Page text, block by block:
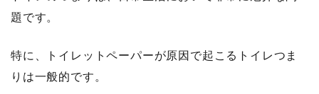
題です。
特に、トイレットペーパーが原因で起こるトイレつま
りは一般的です。